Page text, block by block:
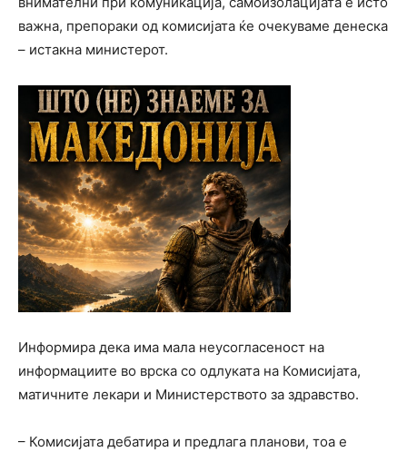
важна, препораки од комисијата ќе очекуваме денеска
– истакна министерот.
Информира дека има мала неусогласеност на
информациите во врска со одлуката на Комисијата,
матичните лекари и Министерството за здравство.
– Комисијата дебатира и предлага планови, тоа е